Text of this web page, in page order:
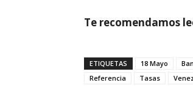
Te recomendamos
ETIQUETAS 18 Mayo
Referencia
Tasas